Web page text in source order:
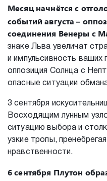
Месяц начнётся с
событий августа –
соединения Венеры с
знаке Льва увеличат
и импульсивность ваших
оппозиция Солнца с
опасные ситуации
3 сентября
Восходящим лунным
ситуацию выбора и
узкие тропы,
нравственности.
6 сентября Плутон